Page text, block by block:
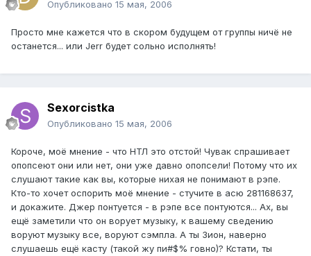
Опубликовано 15 мая, 2006
Просто мне кажется что в скором будущем от группы ничё не
останется... или Jerr будет сольно исполнять!
Sexorcistka
Опубликовано 15 мая, 2006
Короче, моё мнение - что НТЛ это отстой! Чувак спрашивает
опопсеют они или нет, они уже давно опопсели! Потому что их
слушают такие как вы, которые нихая не понимают в рэпе.
Кто-то хочет оспорить моё мнение - стучите в асю 281168637,
и докажите. Джер понтуется - в рэпе все понтуются... Ах, вы
ещё заметили что он ворует музыку, к вашему сведению
воруют музыку все, воруют сэмпла. А ты Зион, наверно
слушаешь ещё касту (такой жу пи#$% говно)? Кстати, ты